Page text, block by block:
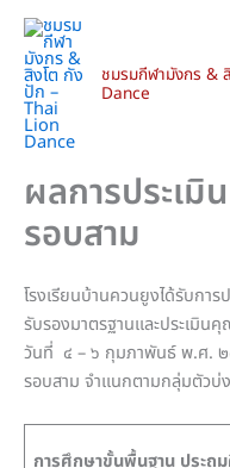
Skip
content
ชมรมกีฬามังกร &
Dance
ผลการประเ
รอบสาม
โรงเรียนบ้านควนยูงได้รับกา
รับรองมาตรฐานและประเมิ
วันที่ ๔ – ๖ กุมภาพันธ์ พ.ศ.
รอบสาม จำแนกตามกลุ่มตัวบ่
การศึกษาขั้นพื้นฐาน ประถ